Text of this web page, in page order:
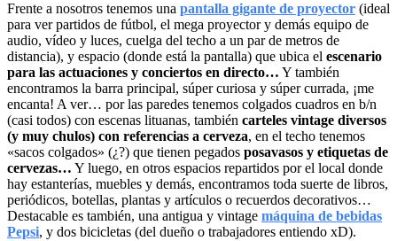
Frente a nosotros tenemos una pantalla gigante de proyector (ideal
para ver partidos de fútbol, el mega proyector y demás equipo de
audio, vídeo y luces, cuelga del techo a un par de metros de
distancia), y espacio (donde está la pantalla) que ubica el escenario
para las actuaciones y conciertos en directo… Y también
encontramos la barra principal, súper curiosa y súper currada, ¡me
encanta! A ver… por las paredes tenemos colgados cuadros en b/n
(casi todos) con escenas lituanas, también carteles vintage diversos
(y muy chulos) con referencias a cerveza, en el techo tenemos
«sacos colgados» (¿?) que tienen pegados posavasos y etiquetas de
cervezas… Y luego, en otros espacios repartidos por el local donde
hay estanterías, muebles y demás, encontramos toda suerte de libros,
periódicos, botellas, plantas y artículos o recuerdos decorativos…
Destacable es también, una antigua y vintage máquina de bebidas
Pepsi, y dos bicicletas (del dueño o trabajadores entiendo xD).